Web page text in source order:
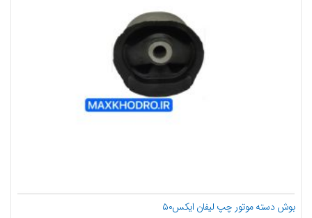
بوش دسته موتور چپ لیفان ایکس۵۰